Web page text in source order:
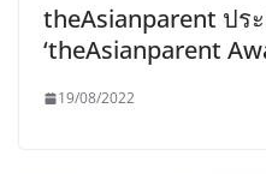
theAsianparent ปร
‘theAsianparent
19/08/2022